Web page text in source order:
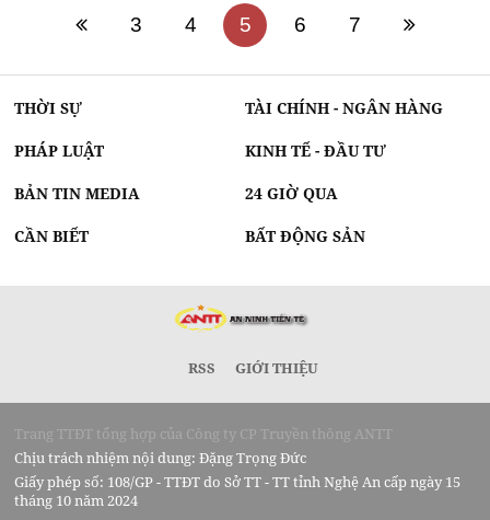
3 4 5 6 7
THỜI SỰ TÀI CHÍNH - NGÂN HÀNG
PHÁP LUẬT KINH TẾ - ĐẦU TƯ
BẢN TIN MEDIA 24 GIỜ QUA
CẦN BIẾT BẤT ĐỘNG SẢN
RSS GIỚI THIỆU
Trang TTĐT tổng hợp của Công ty CP Truyền thông ANTT
Chịu trách nhiệm nội dung: Đặng Trọng Đức
Giấy phép số: 108/GP - TTĐT do Sở TT - TT tỉnh Nghệ An cấp ngày 15
tháng 10 năm 2024